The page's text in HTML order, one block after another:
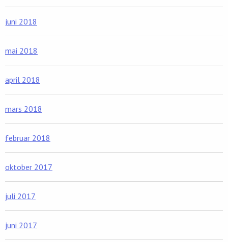
juni 2018
mai 2018
april 2018
mars 2018
februar 2018
oktober 2017
juli 2017
juni 2017